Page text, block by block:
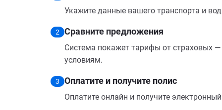
Укажите данные вашего транспорта и
2 Сравните предложения
Система покажет тарифы от страховых
условиям.
3 Оплатите и получите полис
Оплатите онлайн и получите